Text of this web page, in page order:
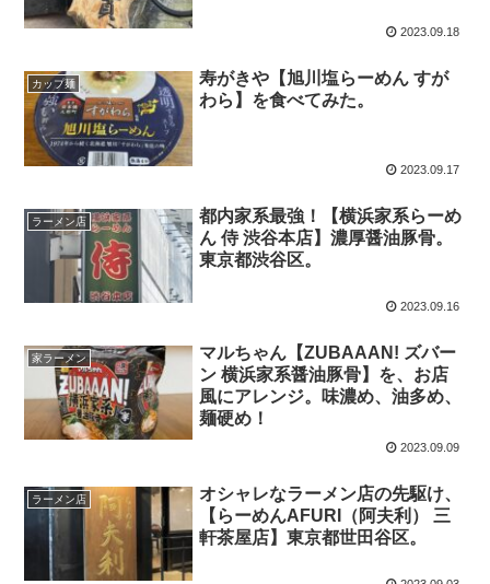
2023.09.18
カップ麺
寿がきや【旭川塩らーめん すが
わら】を食べてみた。
2023.09.17
ラーメン店
都内家系最強！【横浜家系らーめ
ん 侍 渋谷本店】濃厚醤油豚骨。
東京都渋谷区。
2023.09.16
家ラーメン
マルちゃん【ZUBAAAN! ズバー
ン 横浜家系醤油豚骨】を、お店
風にアレンジ。味濃め、油多め、
麺硬め！
2023.09.09
ラーメン店
オシャレなラーメン店の先駆け、
【らーめんAFURI（阿夫利） 三
軒茶屋店】東京都世田谷区。